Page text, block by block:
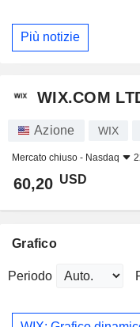
Più notizie
WIX.COM
Azione WIX
Mercato chiuso - Nasdaq
60,20 USD
Grafico
Periodo